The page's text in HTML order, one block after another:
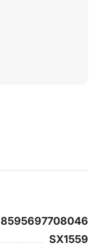
8595697708046
SX1559